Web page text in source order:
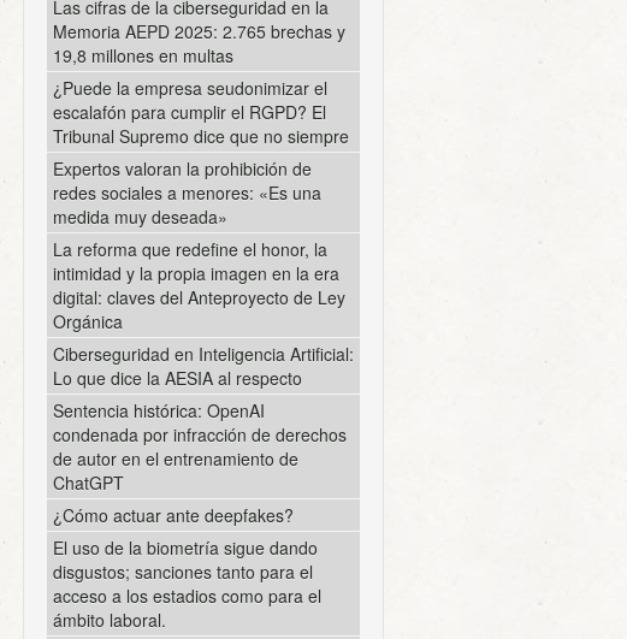
Las cifras de la ciberseguridad en la
Memoria AEPD 2025: 2.765 brechas y
19,8 millones en multas
¿Puede la empresa seudonimizar el
escalafón para cumplir el RGPD? El
Tribunal Supremo dice que no siempre
Expertos valoran la prohibición de
redes sociales a menores: «Es una
medida muy deseada»
La reforma que redefine el honor, la
intimidad y la propia imagen en la era
digital: claves del Anteproyecto de Ley
Orgánica
Ciberseguridad en Inteligencia Artificial:
Lo que dice la AESIA al respecto
Sentencia histórica: OpenAI
condenada por infracción de derechos
de autor en el entrenamiento de
ChatGPT
¿Cómo actuar ante deepfakes?
El uso de la biometría sigue dando
disgustos; sanciones tanto para el
acceso a los estadios como para el
ámbito laboral.